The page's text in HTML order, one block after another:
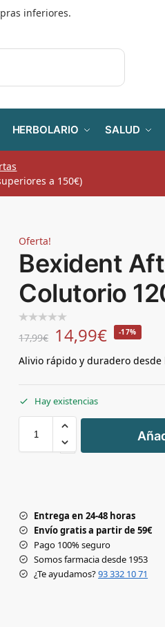
inferiores.
HERBOLARIO SALUD
a 150€)
Oferta!
Bexident
Colutorio
17,99€ 14,99€ -17%
Alivio rápido y duradero desde
Hay existencias
+
-
Entrega en 24-48 horas
Envío gratis a partir de 59€
Pago 100% seguro
Somos farmacia desde 1953
¿Te ayudamos?93 332 10 71